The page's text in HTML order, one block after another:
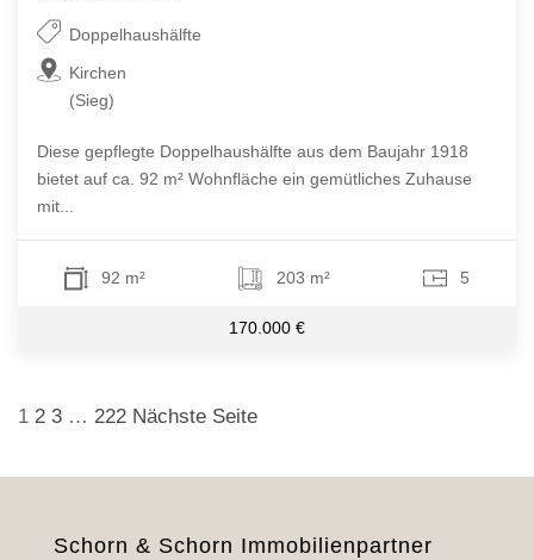
Doppelhaushälfte
Kirchen
(Sieg)
Diese gepflegte Doppelhaushälfte aus dem Baujahr 1918
bietet auf ca. 92 m² Wohnfläche ein gemütliches Zuhause
mit...
92 m² 203 m² 5
170.000 €
Seitennummerierung
der
Beiträge
1 2 3 … 222 Nächste Seite
Schorn & Schorn Immobilienpartner